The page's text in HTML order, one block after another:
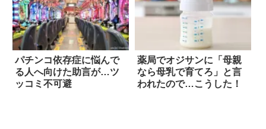
パチンコ依存症に悩んで
る人へ向けた助言が…ツ
ッコミ不可避
薬局でオジサンに「母親
なら母乳で育てろ」と言
われたので…こうした！